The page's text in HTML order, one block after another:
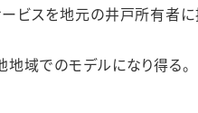
スを地元の井戸所有者
域でのモデルになり得る。